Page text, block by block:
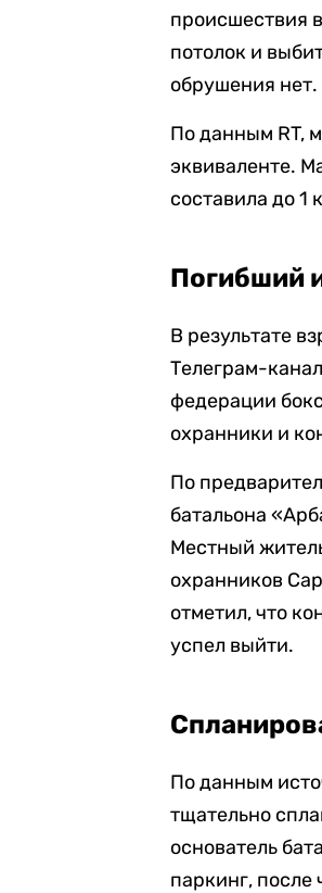
происшествия
потолок и
обрушения нет.
По данным RT,
эквиваленте.
составила до 1
Погибший
В результате
Телеграм-
федерации
охранники и
По
батальона
Местный
охранников
отметил, что
успел выйти.
По данным
тщательно
основатель
паркинг, после